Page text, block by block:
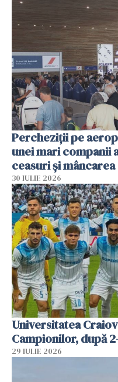
Percheziții pe
unei mari companii
ceasuri și
30 IULIE 2026
Universitatea
Campionilor, după
29 IULIE 2026